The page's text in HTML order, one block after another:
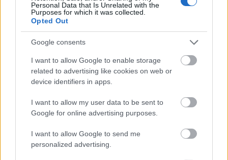
Personal Data that Is Unrelated with the
Purposes for which it was collected.
Opted Out
Google consents
I want to allow Google to enable storage
related to advertising like cookies on web or
device identifiers in apps.
I want to allow my user data to be sent to
Google for online advertising purposes.
I want to allow Google to send me
personalized advertising.
ΟΑΕΔ
26 Μαρ 2026 12:39
Δώρο Πάσχα 2026: Τι θα πάρουν οι άνεργοι από τη
ΔΥΠΑ
23 Μαρ 2026 10:48
λάβετε